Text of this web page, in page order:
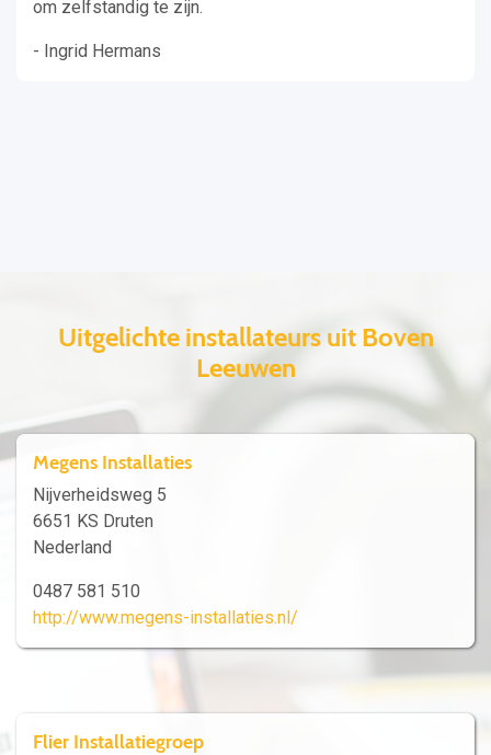
om zelfstandig te zijn.
- Ingrid Hermans
Uitgelichte installateurs uit Boven
Leeuwen
Megens Installaties
Nijverheidsweg 5
6651 KS Druten
Nederland
0487 581 510
http://www.megens-installaties.nl/
Flier Installatiegroep